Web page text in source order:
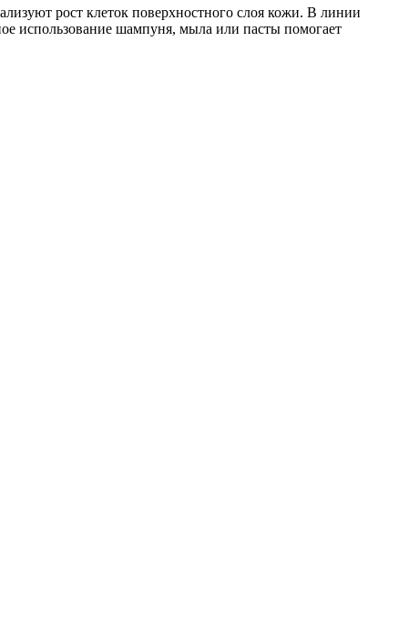
рост клеток поверхностного слоя кожи. В линии
использование шампуня, мыла или пасты помогает